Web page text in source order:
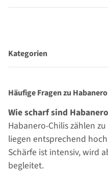
Kategorien
Häufige Fragen zu
Wie scharf sind
Habanero-Chilis zählen
liegen entsprechend
Schärfe ist intensiv, wird
begleitet.